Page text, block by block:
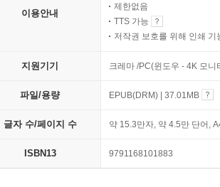
이용안내
제한없음
TTS 가능
저작권 보호를 위해 인쇄 기
지원기기 크레마 /PC(윈도우 - 4K 모
파일/용량 EPUB(DRM) | 37.01MB
글자 수/페이지 수 약 15.3만자, 약 4.5만 단어,
ISBN13 9791168101883